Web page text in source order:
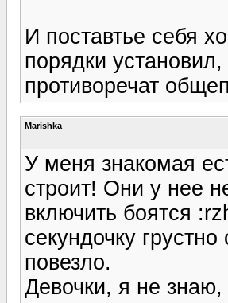
И поставтье себя
порядки
противоречат
Marishka
У меня знакомая
строит! Они у нее
включить боятся
секундочку
повезло.
Девочки, я не